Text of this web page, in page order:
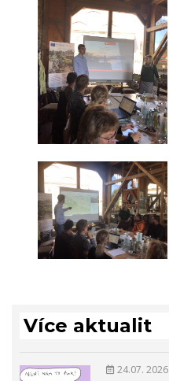
Více aktualit
24.07. 2026